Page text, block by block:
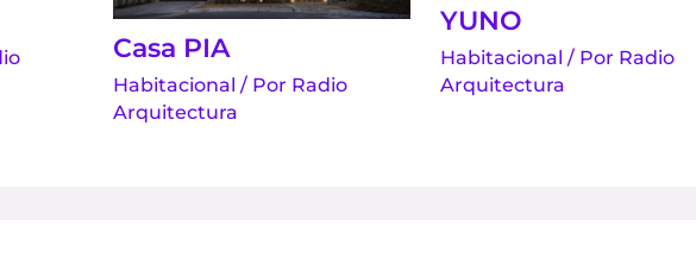
Casa PIA
Habitacional / Por Radio
Arquitectura
YUNO
Habitacional / Por Radio
Arquitectura